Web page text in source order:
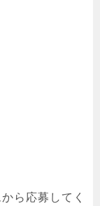
ら応募してく